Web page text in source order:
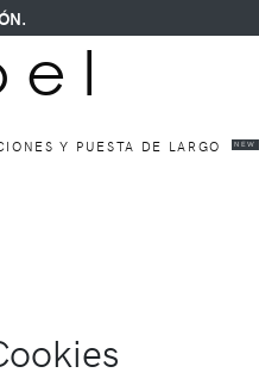
e l
Y PUESTA DE LARGO NEW